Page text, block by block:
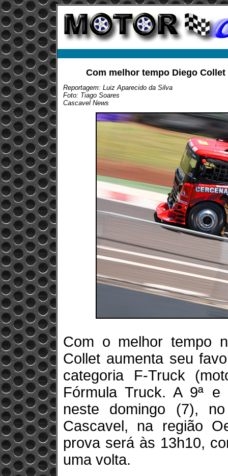
Com melhor tempo Diego
Reportagem: Luiz Aparecido da Silva
Foto: Tiago Soares
Cascavel News
Com o melhor tempo
Collet aumenta seu
categoria F-Truck
Fórmula Truck. A 9ª e
neste domingo (7),
Cascavel, na região
prova será às 13h10,
uma volta.